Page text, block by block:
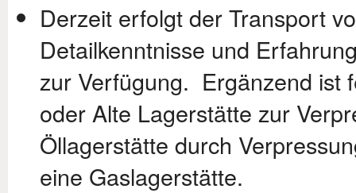
Derzeit erfolgt der Transport
Detailkenntnisse und
zur Verfügung. Ergänzend ist
oder Alte Lagerstätte zur
Öllagerstätte durch
eine Gaslagerstätte.